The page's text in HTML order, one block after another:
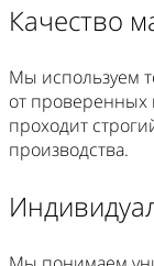
Качество
Мы используем
от проверенных
проходит
производства.